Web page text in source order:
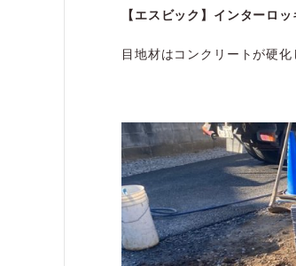
【エスビック】インターロ
目地材はコンクリートが硬